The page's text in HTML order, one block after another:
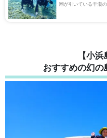
潮が引いている干潮
【小
おすすめの幻